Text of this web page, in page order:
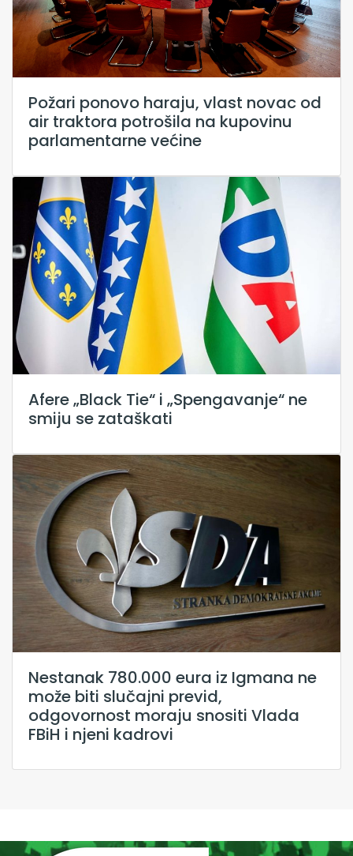
Požari ponovo haraju, vlast novac od
air traktora potrošila na kupovinu
parlamentarne većine
Afere „Black Tie“ i „Spengavanje“ ne
smiju se zataškati
Nestanak 780.000 eura iz Igmana ne
može biti slučajni previd,
odgovornost moraju snositi Vlada
FBiH i njeni kadrovi